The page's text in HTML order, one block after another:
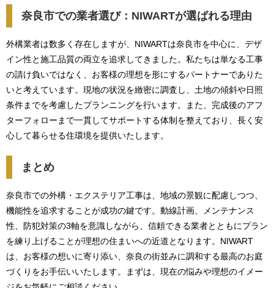
奈良市での業者選び：NIWARTが選ばれる理由
外構業者は数多く存在しますが、NIWARTは奈良市を中心に、デザ
イン性と施工品質の両立を追求してきました。私たちは単なる工事
の請け負いではなく、お客様の理想を形にするパートナーでありた
いと考えています。現地の状況を緻密に調査し、土地の傾斜や日照
条件までを考慮したプランニングを行います。また、完成後のアフ
ターフォローまで一貫してサポートする体制を整えており、長く安
心して暮らせる住環境を提供いたします。
まとめ
奈良市での外構・エクステリア工事は、地域の景観に配慮しつつ、
機能性を追求することが成功の鍵です。動線計画、メンテナンス
性、防犯対策の3軸を意識しながら、信頼できる業者とともにプラン
を練り上げることが理想の住まいへの近道となります。NIWART
は、お客様の想いに寄り添い、奈良の街並みに調和する最高のお庭
づくりをお手伝いいたします。まずは、現在の悩みや理想のイメー